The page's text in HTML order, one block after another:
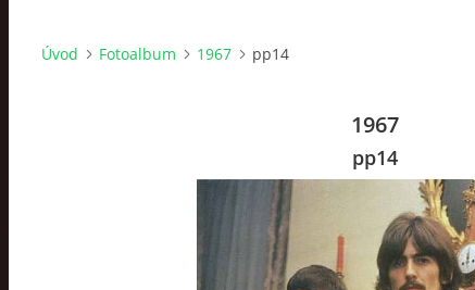
Úvod Fotoalbum 1967 pp14
1967
pp14